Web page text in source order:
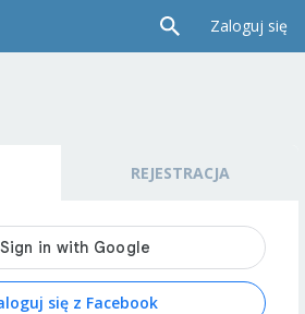
Zaloguj się
REJESTRACJA
się z Facebook